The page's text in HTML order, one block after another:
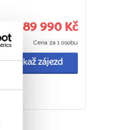
89 990 Kč
Cena za 1 osobu
Ukaž zájezd